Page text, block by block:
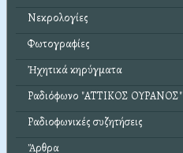
Νεκρολογίες
Φωτογραφίες
Ἠχητικά κηρύγματα
Ραδιόφωνο "ΑΤΤΙΚΟΣ ΟΥΡΑΝΟΣ"
Ραδιοφωνικές συζητήσεις
Ἄρθρα